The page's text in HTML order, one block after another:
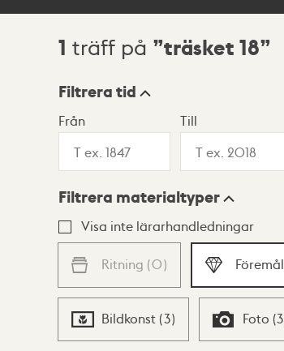
Sökresultat
1 träff på träsket 18
Visningsläge
Lista Karta
Filtrera tid
Från Till
Filtrera materialtyper
Visa inte lärarhandledningar
Ritning (0) Föremål
Bildkonst (3) Foto (3